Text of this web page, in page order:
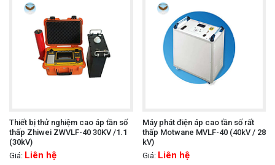
Thiết bị thử nghiệm cao áp tần số
thấp Zhiwei ZWVLF-40 30KV /1.1
(30kV)
Giá: Liên hệ
Máy phát điện áp cao tần số rất
thấp Motwane MVLF-40 (40kV / 28
kV)
Giá: Liên hệ